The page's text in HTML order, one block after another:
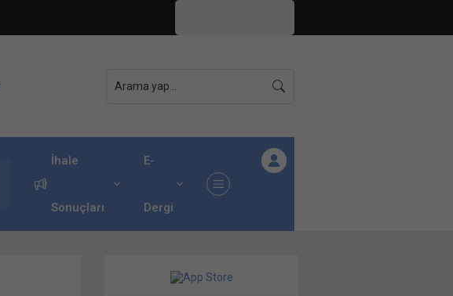
İhale
Sonuçları
E-
Dergi